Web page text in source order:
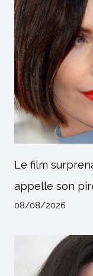
Le film
appelle son
08/08/2026